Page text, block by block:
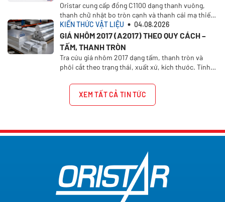
Oristar cung cấp đồng C1100 dạng thanh vuông,
thanh chữ nhật bo tròn cạnh và thanh cái mạ thiếc
1/2H. Chọn xuất xứ, kích thước và yêu cầu báo giá
trên Oristar Plus
KIẾN THỨC VẬT LIỆU 04.08.2026
GIÁ NHÔM 2017 (A2017) THEO QUY CÁCH –
TẤM, THANH TRÒN
Tra cứu giá nhôm 2017 dạng tấm, thanh tròn và
phôi cắt theo trạng thái, xuất xứ, kích thước. Tính
XEM TẤT CẢ TIN TỨC